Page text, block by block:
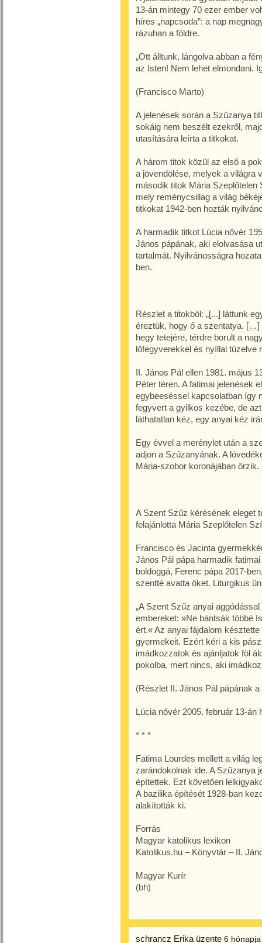
13-án mintegy 70 ezer ember
híres „napcsoda”: a nap
rázuhan a földre.
„Ott álltunk, lángolva abban a
az Isten! Nem lehet elmondani.
(Francisco Marto)
A jelenések során a Szűzanya
sokáig nem beszélt ezekről,
utasítására leírta a titkokat.
A három titok közül az első a
a jövendölése, melyek a világra
második titok Mária
mely reménycsillag a világ
titkokat 1942-ben hozták
A harmadik titkot Lúcia nővér
János pápának, aki elolvasása
tartalmát. Nyilvánosságra
ben.
Részlet a titokból: „[...] láttunk
éreztük, hogy ő a szentatya.
hegy tetejére, térdre borult a
lőfegyverekkel és nyíllal tüzelve
II. János Pál ellen 1981. május
Péter téren. A fatimai jelenések
egybeeséssel kapcsolatban így
fegyvert a gyilkos kezébe, de
láthatatlan kéz, egy anyai kéz
Egy évvel a merénylet után a
adjon a Szűzanyának. A
Mária-szobor koronájában őrzik.
A Szent Szűz kérésének eleget
felajánlotta Mária Szeplőtelen
Francisco és Jacinta
János Pál pápa harmadik
boldoggá, Ferenc pápa 2017-
szentté avatta őket. Liturgikus
„A Szent Szűz anyai
embereket: »Ne bántsák többé
ért.« Az anyai fájdalom
gyermekeit. Ezért kéri a kis
imádkozzatok és ajánljatok föl
pokolba, mert nincs, aki
(Részlet II. János Pál pápának
Lúcia nővér 2005. február 13-
* * *
Fatima Lourdes mellett a világ
zarándokolnak ide. A Szűzanya
építettek. Ezt követően
A bazilika építését 1928-ban
alakították ki.
Forrás
Magyar katolikus lexikon
Katolikus.hu – Könyvtár – II.
Magyar Kurír
(bh)
schrancz Erika üzente 6 hónapja